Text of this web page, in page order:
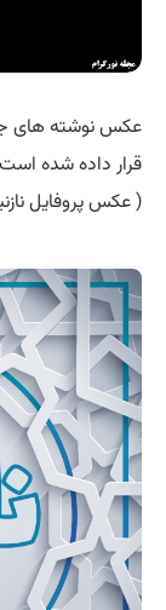
عکس نوشته های
قرار داده شده
( عکس پروفایل